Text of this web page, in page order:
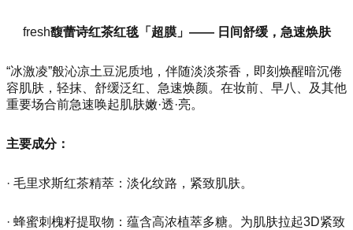
fresh馥蕾诗红茶红毯「超膜」—— 日间舒缓，急速焕肤
“冰激凌”般沁凉土豆泥质地，伴随淡淡茶香，即刻焕醒暗沉倦
容肌肤，轻抹、舒缓泛红、急速焕颜。在妆前、早八、及其他
重要场合前急速唤起肌肤嫩·透·亮。
主要成分：
· 毛里求斯红茶精萃：淡化纹路，紧致肌肤。
· 蜂蜜刺槐籽提取物：蕴含高浓植萃多糖。为肌肤拉起3D紧致